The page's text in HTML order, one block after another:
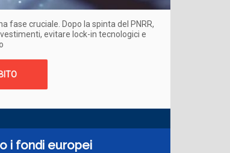
fase cruciale. Dopo la spinta del PNRR,
evitare lock-in tecnologici e
i fondi europei